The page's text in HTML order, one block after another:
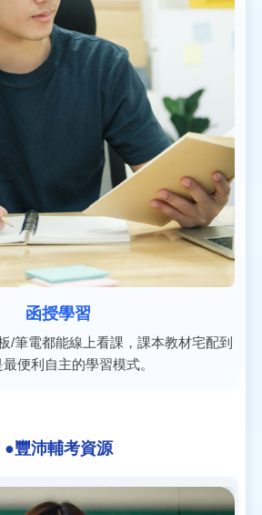
函授學習
/筆電都能線上看課，課本教材宅配到
最便利自主的學習模式。
●豐沛輔考資源